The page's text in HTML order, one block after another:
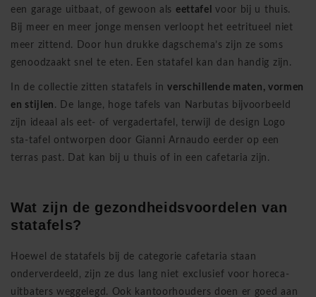
een garage uitbaat, of gewoon als eettafel
voor bij u thuis.
Bij meer en meer jonge mensen verloopt het eetritueel niet
meer zittend. Door hun drukke dagschema’s zijn ze soms
genoodzaakt snel te eten. Een statafel kan dan handig zijn.
In de collectie zitten statafels inverschillende maten, vormen
en stijlen . De lange, hoge tafels van Narbutas bijvoorbeeld
zijn ideaal als eet- of vergadertafel, terwijl de design
Logo
sta-tafel
ontworpen door Gianni Arnaudo eerder op een
terras past. Dat kan bij u thuis of in een cafetaria zijn.
Wat zijn de gezondheidsvoordelen van
statafels?
Hoewel de statafels bij de categorie cafetaria staan
onderverdeeld, zijn ze dus lang niet exclusief voor horeca-
uitbaters weggelegd. Ook kantoorhouders doen er goed aan